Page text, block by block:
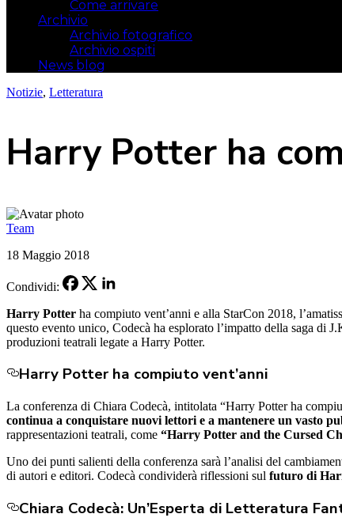
Come arrivare
Archivio
Archivio fotografico
Archivio ospiti
News blog
Notizie, Letteratura
Harry Potter ha
Team
18 Maggio 2018
Condividi:
Harry Potter ha compiuto vent’anni e alla StarCon 2018,
questo evento unico, Codecà ha esplorato l’impatto della saga
produzioni teatrali legate a Harry Potter.
Harry Potter ha compiuto vent’anni
La conferenza di Chiara Codecà, intitolata “Harry Potter ha
continua a conquistare nuovi lettori e a mantenere un vasto
rappresentazioni teatrali, come “Harry Potter and the Cursed
Uno dei punti salienti della conferenza sarà l’analisi del
di autori e editori. Codecà condividerà riflessioni sul futuro di
Chiara Codecà: Un’Esperta di Letteratura